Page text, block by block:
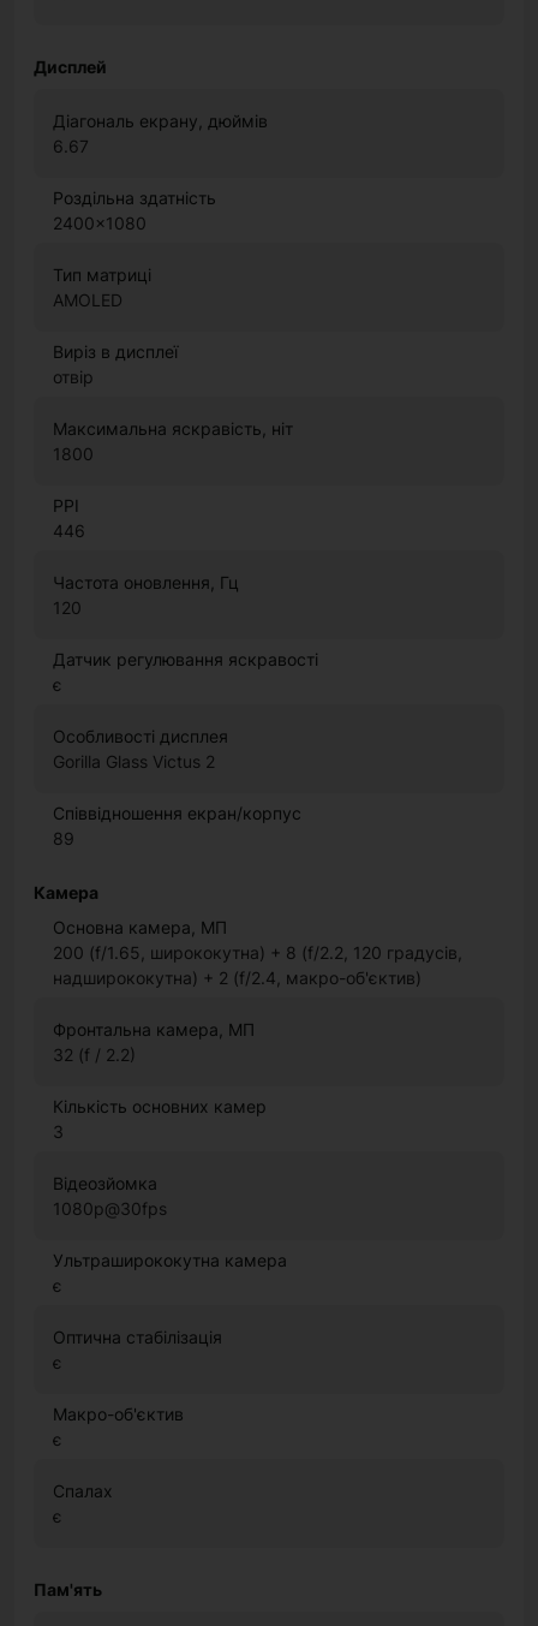
Дисплей
Діагональ екрану, дюймів
6.67
Роздільна здатність
2400x1080
Тип матриці
AMOLED
Виріз в дисплеї
отвір
Максимальна яскравість, ніт
1800
PPI
446
Частота оновлення, Гц
120
Датчик регулювання яскравості
є
Особливості дисплея
Gorilla Glass Victus 2
Співвідношення екран/корпус
89
Камера
Основна камера, МП
200 (f/1.65, ширококутна) + 8 (f/2.2, 120 градусів,
надширококутна) + 2 (f/2.4, макро-об'єктив)
Фронтальна камера, МП
32 (f / 2.2)
Кількість основних камер
3
Відеозйомка
1080p@30fps
Ультраширококутна камера
є
Оптична стабілізація
є
Макро-об'єктив
є
Спалах
є
Пам'ять